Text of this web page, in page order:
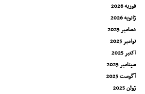
فوریه 2026
ژانویه 2026
دسامبر 2025
نوامبر 2025
اکتبر 2025
سپتامبر 2025
آگوست 2025
ژوئن 2025